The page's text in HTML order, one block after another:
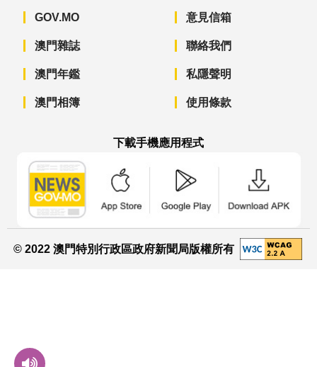
GOV.MO
澳門雜誌
澳門年鑑
澳門相簿
意見信箱
聯絡我們
私隱聲明
使用條款
下載手機應用程式
© 2022 澳門特別行政區政府新聞局版權所有